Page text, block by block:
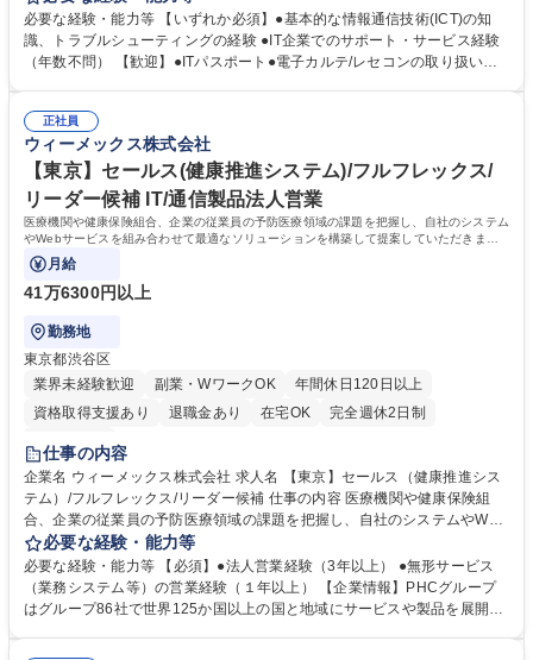
お任せします。 (1)現地・リモートでの障害切り分けと解決策の提示 (2)導
入時のネットワーク構築支援と環境調査 (3)営業からの困難案件の引き継
ぎ、顧客・代理店とのクロージング交渉 (4)カスタマーボイスの収集と製
す。 募集職種 【大阪】医療ITシステムのフィールドサポート/カスタマー
サービス
必要な経験・能力等 【いずれか必須】●基本的な情報通信技術(ICT)の知
識、トラブルシューティングの経験 ●IT企業でのサポート・サービス経験
（年数不問） 【歓迎】●ITパスポート●電子カルテ/レセコンの取り扱い経
関連システムを扱うため、自身の介在が全国の医療現場の円滑な運営に直
結します。本ポジションは、現場の困難な課題を解決する「技術コンサル
タント」に近い役割です。ネットワークやセキュリティの深い知識を駆使
し、顧客や販売パートナーと対等に折衝する経験が積めます。 学歴・資格
学歴：大学院 大学 高専 短大 専修学校 語学力： 資格：第一種運転免許普
通自動車
正社員
ウィーメックス株式会社
【東京】セールス(健康推進システム)/フルフレックス/
リーダー候補 IT/通信製品法人営業
医療機関や健康保険組合、企業の従業員の予防医療領域の課題を把握し、自社のシステム
やWebサービスを組み合わせて最適なソリューションを構築して提案していただきま
す。
月給
41万6300円以上
勤務地
東京都渋谷区
業界未経験歓迎
副業・WワークOK
年間休日120日以上
資格取得支援あり
退職金あり 在宅OK
完全週休2日制
土日祝休み
仕事の内容
企業名 ウィーメックス株式会社 求人名 【東京】セールス（健康推進シス
テム）/フルフレックス/リーダー候補 仕事の内容 医療機関や健康保険組
合、企業の従業員の予防医療領域の課題を把握し、自社のシステムやWeb
サービスを組み合わせて最適なソリューションを構築して提案していただ
きます。 予防医療領域は今後市場規模の拡大が予想されています。以下業
務をお任せします。 ●新規顧客獲得のための営業活動および既存顧客との
関係構築と課題解決の提案 ●顧客のニーズをもとにサービスの企画、開発
必要な経験・能力等
必要な経験・能力等 【必須】●法人営業経験（3年以上） ●無形サービス
（業務システム等）の営業経験（１年以上） 【企業情報】PHCグループ
はグループ86社で世界125か国以上の国と地域にサービスや製品を展開す